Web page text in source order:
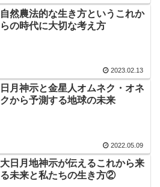
自然農法的な生き方というこれか
らの時代に大切な考え方
2023.02.13
日月神示と金星人オムネク・オネ
クから予測する地球の未来
2022.05.09
大日月地神示が伝えるこれから来
る未来と私たちの生き方②